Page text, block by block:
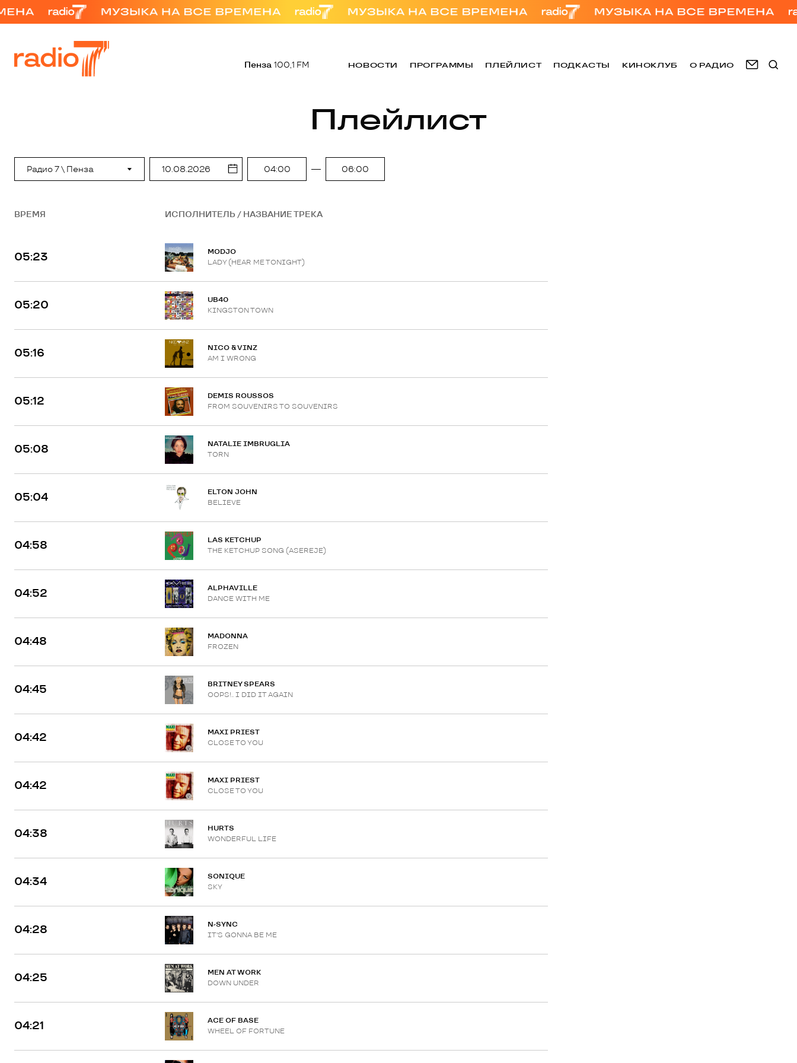
Пенза 100,1 FM НОВОСТИ ПРОГРАММЫ ПЛЕЙЛИСТ ПОДКАСТЫ КИНОКЛУБ О РАДИО
Плейлист
Радио 7 \ Пенза 04:00 06:00
ВРЕМЯ ИСПОЛНИТЕЛЬ / НАЗВАНИЕ ТРЕКА
05:23
MODJO
LADY (HEAR ME TONIGHT)
05:20
UB40
KINGSTON TOWN
05:16
NICO & VINZ
AM I WRONG
05:12
DEMIS ROUSSOS
FROM SOUVENIRS TO SOUVENIRS
05:08
NATALIE IMBRUGLIA
TORN
05:04
ELTON JOHN
BELIEVE
04:58
LAS KETCHUP
THE KETCHUP SONG (ASEREJE)
04:52
ALPHAVILLE
DANCE WITH ME
04:48
MADONNA
FROZEN
04:45
BRITNEY SPEARS
OOPS!.. I DID IT AGAIN
04:42
MAXI PRIEST
CLOSE TO YOU
04:42
MAXI PRIEST
CLOSE TO YOU
04:38
HURTS
WONDERFUL LIFE
04:34
SONIQUE
SKY
04:28
N-SYNC
IT'S GONNA BE ME
04:25
MEN AT WORK
DOWN UNDER
04:21
ACE OF BASE
WHEEL OF FORTUNE